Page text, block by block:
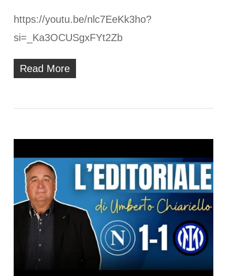
https://youtu.be/nlc7EeKk3ho?
si=_Ka3OCUSgxFYt2Zb
Read More